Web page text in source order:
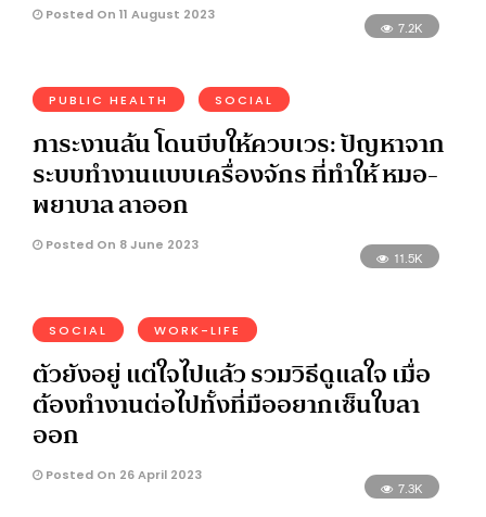
Posted On 11 August 2023
7.2K
PUBLIC HEALTH SOCIAL
ภาระงานล้น โดนบีบให้ควบเวร: ปัญหาจาก
ระบบทำงานแบบเครื่องจักร ที่ทำให้ หมอ-
พยาบาล ลาออก
Posted On 8 June 2023
11.5K
SOCIAL WORK-LIFE
ตัวยังอยู่ แต่ใจไปแล้ว รวมวิธีดูแลใจ เมื่อ
ต้องทำงานต่อไปทั้งที่มืออยากเซ็นใบลา
ออก
Posted On 26 April 2023
7.3K